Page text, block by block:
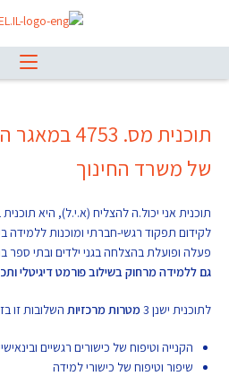
תוכנית מס.
של משרד החינוך
לקידום תפקוד רגשי-חברתי ומוכנות ללמידה
פעלה ופועלת בהצלחה בגני ילדים ובתי ספר
גם ללמידה מרחוק בשילוב פורמט דיגיטלי
לתוכנית ישנן 3 מטרות מרכזיות השלובות זו
הקנייה וטיפוח של כישורים רגשיים
שיפור וטיפוח של כישורי למידה